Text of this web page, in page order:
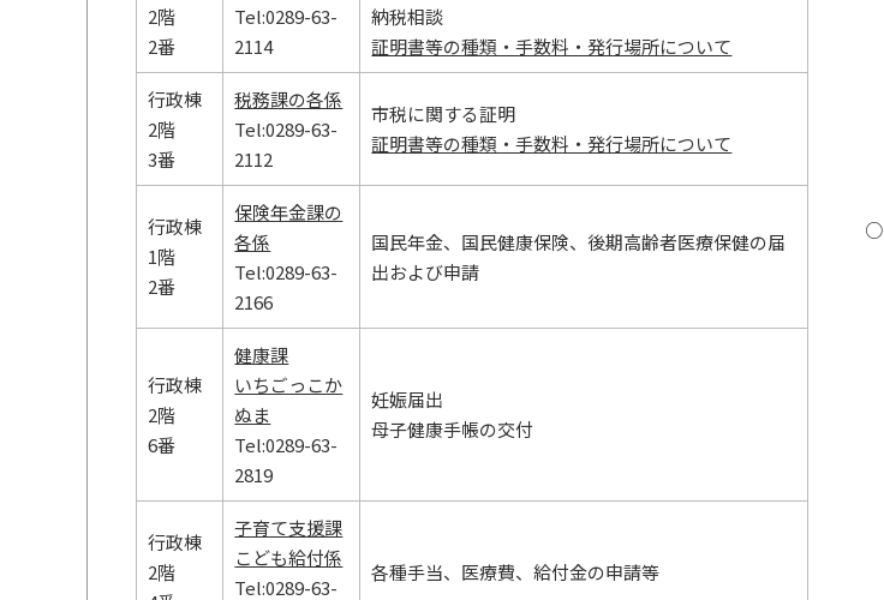
○
2階
2番
Tel:0289-63-
2114
納税相談
証明書等の種類・手数料・発行場所について
行政棟
2階
3番
税務課の各係
Tel:0289-63-
2112
市税に関する証明
証明書等の種類・手数料・発行場所について
行政棟
1階
2番
保険年金課の
各係
Tel:0289-63-
2166
国民年金、国民健康保険、後期高齢者医療保健の届
出および申請
行政棟
2階
6番
健康課
いちごっこか
ぬま
Tel:0289-63-
2819
妊娠届出
母子健康手帳の交付
行政棟
2階
子育て支援課
こども給付係
Tel:0289-63-
各種手当、医療費、給付金の申請等